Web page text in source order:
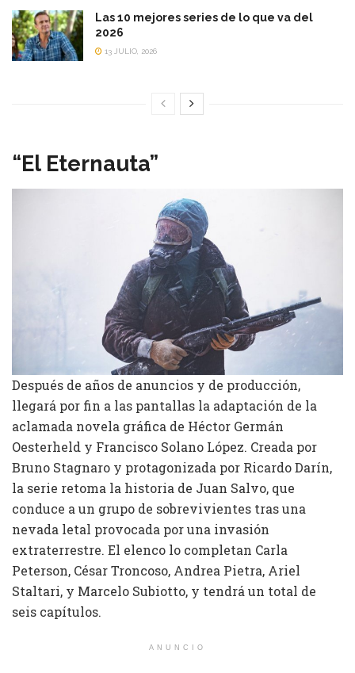
Las 10 mejores series de lo que va del
2026
13 JULIO, 2026
“El Eternauta”
Después de años de anuncios y de producción,
llegará por fin a las pantallas la adaptación de la
aclamada novela gráfica de Héctor Germán
Oesterheld y Francisco Solano López. Creada por
Bruno Stagnaro y protagonizada por Ricardo Darín,
la serie retoma la historia de Juan Salvo, que
conduce a un grupo de sobrevivientes tras una
nevada letal provocada por una invasión
extraterrestre. El elenco lo completan Carla
Peterson, César Troncoso, Andrea Pietra, Ariel
Staltari, y Marcelo Subiotto, y tendrá un total de
seis capítulos.
ANUNCIO